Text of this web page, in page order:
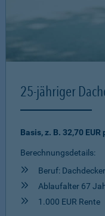
25-jähriger
Basis, z. B. 32,70
Berechnungsdetails:
Beruf:
Ablaufalter 67
1.000 EUR Rente